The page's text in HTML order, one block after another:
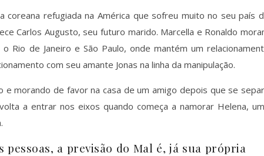
coreana refugiada na América que sofreu muito no seu país
Carlos Augusto, seu futuro marido. Marcella e Ronaldo
Rio de Janeiro e São Paulo, onde mantém um
com seu amante Jonas na linha da manipulação.
e morando de favor na casa de um amigo depois que se
a entrar nos eixos quando começa a namorar Helena,
pessoas, a previsão do Mal é, já sua própria